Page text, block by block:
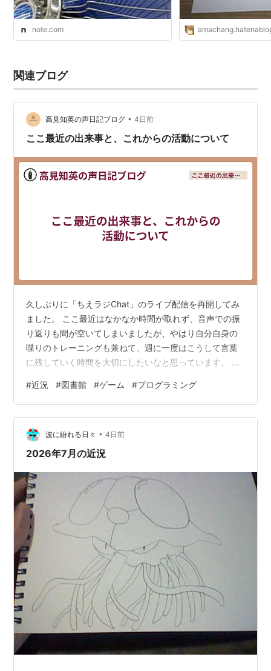
note.com
関連ブログ
高見知英の声日記ブログ • 4日前
ここ最近の出来事と、これからの活動について
久しぶりに「ちえラジChat」のライブ配信を再開してみ
ました。 ここ最近はなかなか時間が取れず、音声での振
り返りも間が空いてしまいましたが、やはり自分自身の
喋りのトレーニングも兼ねて、週に一度はこうして言葉
に残していく時間を大切にしたいなと思っています。 今
お話しした内容をまとめてみました。 図書館とゲームの
関わり 最近、Discord上で「図書館とゲーム部」という
団体の皆さんと、ゲームを遊ぶ機会がありました。 図書
館総合展というイベントの一環でもあるのですが、図書
館とゲーム部という図書館でゲームを扱うための検討グ
#近況 #図書館 #ゲーム #プログラミング
波に紛れる日々 • 4日前
2026年7月の近況